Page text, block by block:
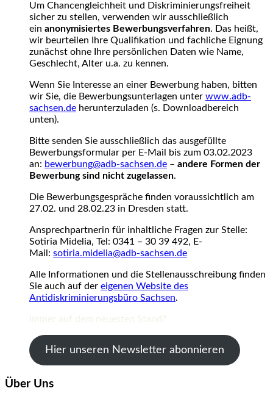
Um Chancengleichheit und Diskriminierungsfreiheit
sicher zu stellen, verwenden wir ausschließlich
ein anonymisiertes Bewerbungsverfahren. Das heißt,
wir beurteilen Ihre Qualifikation und fachliche Eignung
zunächst ohne Ihre persönlichen Daten wie Name,
Geschlecht, Alter u.a. zu kennen.
Wenn Sie Interesse an einer Bewerbung haben, bitten
wir Sie, die Bewerbungsunterlagen unter www.adb-
sachsen.de herunterzuladen (s. Downloadbereich
unten).
Bitte senden Sie ausschließlich das ausgefüllte
Bewerbungsformular per E-Mail bis zum 03.02.2023
an: bewerbung@adb-sachsen.de – andere Formen der
Bewerbung sind nicht zugelassen.
Die Bewerbungsgespräche finden voraussichtlich am
27.02. und 28.02.23 in Dresden statt.
Ansprechpartnerin für inhaltliche Fragen zur Stelle:
Sotiria Midelia, Tel: 0341 – 30 39 492, E-
Mail: sotiria.midelia@adb-sachsen.de
Alle Informationen und die Stellenausschreibung finden
Sie auch auf der eigenen Website des
Antidiskriminierungsbüro Sachsen.
Hier unseren Newsletter abonnieren
Über Uns